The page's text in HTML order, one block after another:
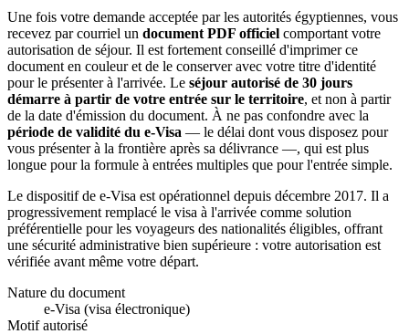
Une fois votre demande acceptée par les autorités égyptiennes, vous
recevez par courriel un document PDF officiel comportant votre
autorisation de séjour. Il est fortement conseillé d'imprimer ce
document en couleur et de le conserver avec votre titre d'identité
pour le présenter à l'arrivée. Le séjour autorisé de 30 jours
démarre à partir de votre entrée sur le territoire, et non à partir
de la date d'émission du document. À ne pas confondre avec la
période de validité du e-Visa — le délai dont vous disposez pour
vous présenter à la frontière après sa délivrance —, qui est plus
longue pour la formule à entrées multiples que pour l'entrée simple.
Le dispositif de e-Visa est opérationnel depuis décembre 2017. Il a
progressivement remplacé le visa à l'arrivée comme solution
préférentielle pour les voyageurs des nationalités éligibles, offrant
une sécurité administrative bien supérieure : votre autorisation est
vérifiée avant même votre départ.
Nature du document
e-Visa (visa électronique)
Motif autorisé